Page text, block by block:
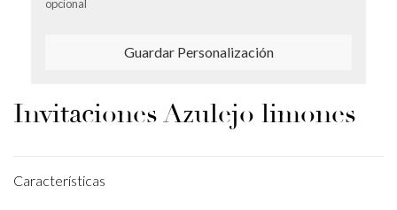
opcional
Guardar Personalización
Invitaciones Azulejo limones
Características